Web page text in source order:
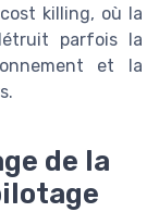
killing, où la
parfois la
et la
de la